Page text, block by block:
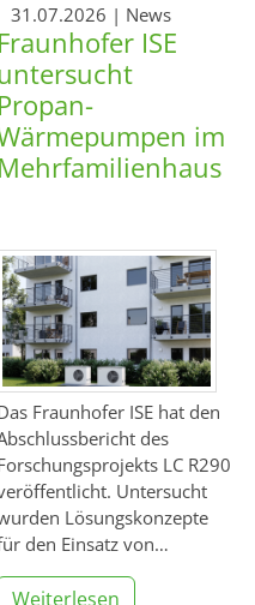
31.07.2026 | News
Fraunhofer ISE
Propan-
im
Mehrfamilienhaus
Fraunhofer ISE hat den
des
LC R290
Untersucht
Lösungskonzepte
den Einsatz von…
Weiterlesen